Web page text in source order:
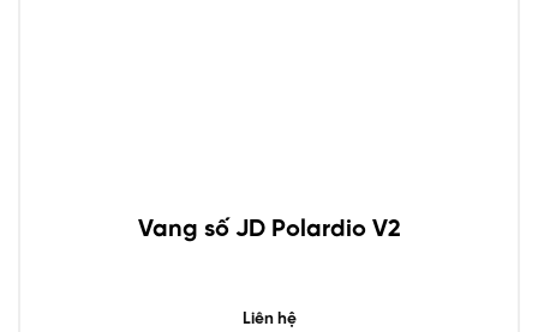
Vang số JD Polardio V2
Liên hệ